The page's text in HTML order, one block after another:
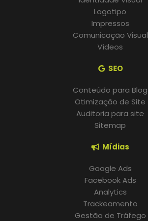
Logotipo
Impressos
Comunicação Visual
Vídeos
SEO
Conteúdo para Blog
Otimização de Site
Auditoria para site
Sitemap
Mídias
Google Ads
Facebook Ads
Analytics
Trackeamento
Gestão de Tráfego